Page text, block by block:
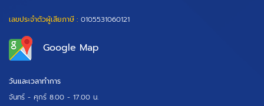
เลขประจำตัวผู้เสียภาษี : 0105531060121
Google Map
วันและเวลาทำการ
จันทร์ - ศุกร์ 8.00 - 17.00 น.